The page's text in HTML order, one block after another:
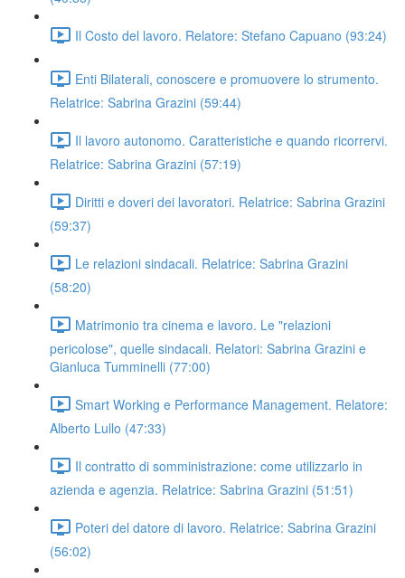
Il Costo del lavoro. Relatore: Stefano Capuano (93:24)
Enti Bilaterali, conoscere e promuovere lo strumento.
Relatrice: Sabrina Grazini (59:44)
Il lavoro autonomo. Caratteristiche e quando ricorrervi.
Relatrice: Sabrina Grazini (57:19)
Diritti e doveri dei lavoratori. Relatrice: Sabrina Grazini
(59:37)
Le relazioni sindacali. Relatrice: Sabrina Grazini
(58:20)
Matrimonio tra cinema e lavoro. Le "relazioni
pericolose", quelle sindacali. Relatori: Sabrina Grazini e
Gianluca Tumminelli (77:00)
Smart Working e Performance Management. Relatore:
Alberto Lullo (47:33)
Il contratto di somministrazione: come utilizzarlo in
azienda e agenzia. Relatrice: Sabrina Grazini (51:51)
Poteri del datore di lavoro. Relatrice: Sabrina Grazini
(56:02)